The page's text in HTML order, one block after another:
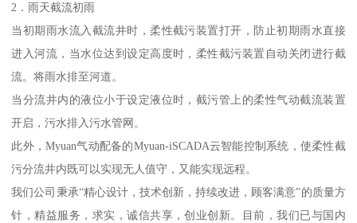
2．雨天截流初雨
当初期雨水流入截流井时，柔性截污装置打开，防止初期雨水直接
进入河流，当水位达到设定高度时，柔性截污装置自动关闭进行截
流。将雨水排至河道。
当分流井内的液位小于设定液位时，截污管上的柔性气动截流装置
开启，污水排入污水管网。
此外，Myuan气动配备的Myuan-iSCADA云智能控制系统，使柔性截
污分流井内既可以实现无人值守，又能实现远程。
我们公司秉承“精心设计，技术创新，持续改进，顾客满意”的质量方
针，精益服务，求实，诚信共享，创业创新。目前，我们已与国内